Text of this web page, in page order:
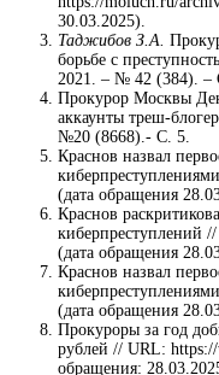
30.03.2025).
Таджибов З.А.
борьбе с
2021. – № 42 (384). –
Прокурор Москвы
аккаунты треш-
№20 (8668).- С. 5.
Краснов назвал
(дата обращения
Краснов
киберпреступлений
(дата обращения
Краснов назвал
(дата обращения
Прокуроры за год
рублей // URL:
обращения: